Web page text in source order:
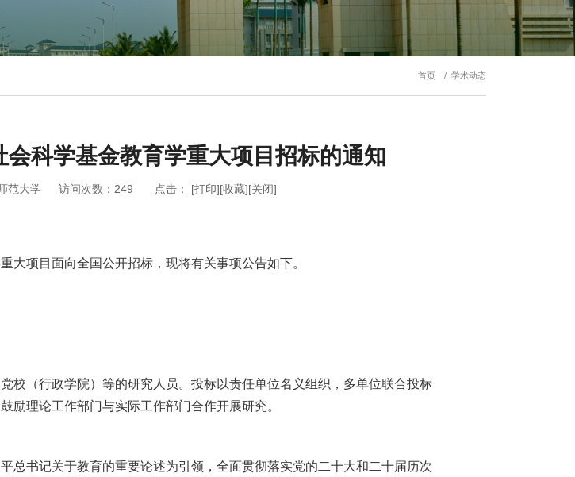
首页 学术动态
会科学基金教育学重大项目招标的通知
范大学 访问次数： 249 点击： [打印][收藏][关闭]
大项目面向全国公开招标，现将有关事项公告如下。
校（行政学院）等的研究人员。投标以责任单位名义组织，多单位联合投标
励理论工作部门与实际工作部门合作开展研究。
总书记关于教育的重要论述为引领，全面贯彻落实党的二十大和二十届历次